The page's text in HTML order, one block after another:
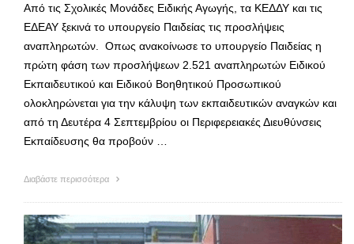
Από τις Σχολικές Μονάδες Ειδικής Αγωγής, τα ΚΕΔΔΥ και τις
ΕΔΕΑΥ ξεκινά το υπουργείο Παιδείας τις προσλήψεις
αναπληρωτών. Οπως ανακοίνωσε το υπουργείο Παιδείας η
πρώτη φάση των προσλήψεων 2.521 αναπληρωτών Ειδικού
Εκπαιδευτικού και Ειδικού Βοηθητικού Προσωπικού
ολοκληρώνεται για την κάλυψη των εκπαιδευτικών αναγκών και
από τη Δευτέρα 4 Σεπτεμβρίου οι Περιφερειακές Διευθύνσεις
Εκπαίδευσης θα προβούν …
Διαβάστε περισσότερα